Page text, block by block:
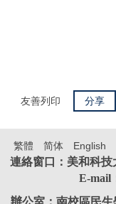
友善列印 分享
繁體 简体 English
連絡窗口：美和科
E-mail